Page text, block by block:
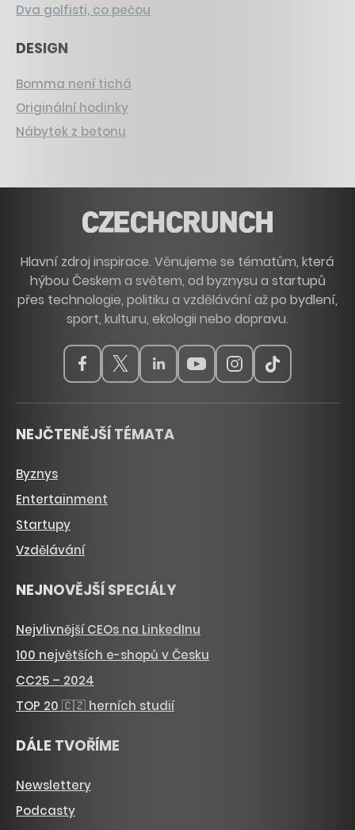
Dva golfisti, co pečou
DESIGN
Bomma není tichá
Originální hodinky
Nábytek z betonu
Hlavní zdroj inspirace. Věnujeme se tématům, která
hýbou Českem a světem, od byznysu a startupů
přes technologie, politiku a vzdělávání až po bydlení,
sport, kulturu, ekologii nebo dopravu.
NEJČTENĚJŠÍ TÉMATA
Byznys
Entertainment
Startupy
Vzdělávání
NEJNOVĚJŠÍ SPECIÁLY
Nejvlivnější CEOs na LinkedInu
100 největších e-shopů v Česku
CC25 – 2024
TOP 20 🇨🇿 herních studií
DÁLE TVOŘÍME
Newslettery
Podcasty